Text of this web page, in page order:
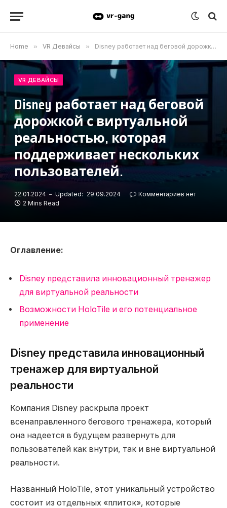
Home » VR Девайсы » Disney работает над беговой дорожкой с виртуальной реальностью, которая поддерживает нескольких пользователей.
VR ДЕВАЙСЫ
Disney работает над беговой
дорожкой с виртуальной
реальностью, которая
поддерживает нескольких
пользователей.
22.01.2024 Updated: 29.09.2024
Комментариев нет
2 Mins Read
Оглавление:
Disney представила инновационный тренажер
для виртуальной реальности
Возможности HoloTile и его потенциальное
применение
Disney представила инновационный
тренажер для виртуальной
реальности
Компания Disney раскрыла проект
всенаправленного бегового тренажера, который
она надеется в будущем развернуть для
пользователей как внутри, так и вне виртуальной
реальности.
Названный HoloTile, этот уникальный устройство
состоит из отдельных «плиток», которые